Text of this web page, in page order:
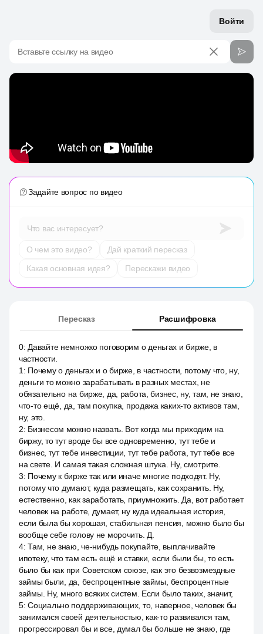
Войти
Вставьте ссылку на видео
Задайте вопрос по видео
Что вас интересует?
О чем это видео?
Дай краткий пересказ
Какая основная идея?
Перескажи видео
Пересказ Расшифровка
0: Давайте немножко поговорим о деньгах и бирже, в
частности.
1 : Почему о деньгах и о бирже, в частности, потому что, ну,
деньги то можно зарабатывать в разных местах, не
обязательно на бирже, да, работа, бизнес, ну, там, не знаю,
что-то ещё, да, там покупка, продажа каких-то активов там,
ну, это.
2: Бизнесом можно назвать. Вот когда мы приходим на
биржу, то тут вроде бы все одновременно, тут тебе и
бизнес, тут тебе инвестиции, тут тебе работа, тут тебе все
на свете. И самая такая сложная штука. Ну, смотрите.
3: Почему к бирже так или иначе многие подходят. Ну,
потому что думают, куда размещать, как сохранить. Ну,
естественно, как заработать, приумножить. Да, вот работает
человек на работе, думает, ну куда идеальная история,
если была бы хорошая, стабильная пенсия, можно было бы
вообще себе голову не морочить. Д.
4:Там, не знаю, че-нибудь покупайте, выплачивайте
ипотеку, что там есть ещё и ставки, если были бы, то есть
было бы как при Советском союзе, как это безвозмездные
займы были, да, беспроцентные займы, беспроцентные
займы. Ну, много всяких систем. Если было таких, значит,
5:Социально поддерживающих, то, наверное, человек бы
занимался своей деятельностью, как-то развивался там,
прогрессировал бы и все, думал бы больше не знаю, где